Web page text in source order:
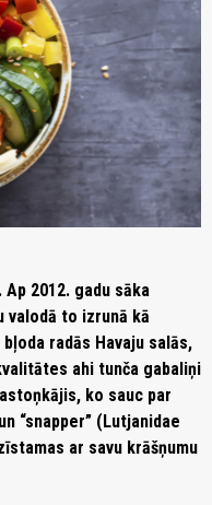
2012. gadu sāka
valodā to izrunā kā
radās Havaju salās,
ahi tunča gabaliņi
ko sauc par
“snapper” (Lutjanidae
ar savu krāšņumu